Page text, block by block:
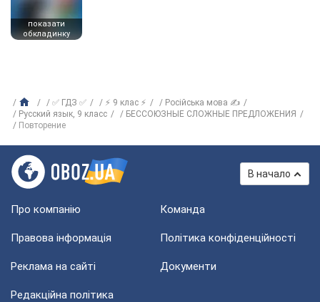
показати
обкладинку
✅ ГДЗ ✅ ⚡ 9 клас ⚡
Російська мова ✍
Русский язык, 9 класс
БЕССОЮЗНЫЕ СЛОЖНЫЕ ПРЕДЛОЖЕНИЯ
Повторение
В начало
Про компанію Команда
Правова інформація Політика конфіденційності
Реклама на сайті Документи
Редакційна політика